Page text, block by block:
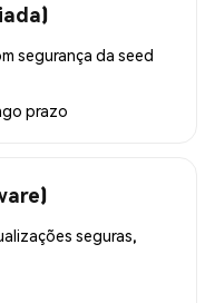
segurança da seed
prazo
seguras,